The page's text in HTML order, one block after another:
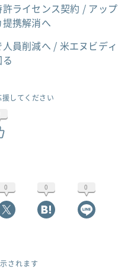
ライセンス契約 / アップ
携解消へ
員削減へ / 米エヌビディ
る
してください
0 0 0
されます